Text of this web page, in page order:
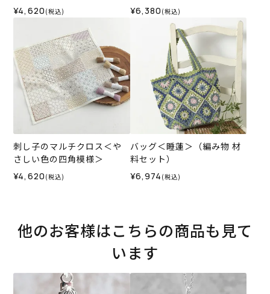
¥4,620 (税込) ¥6,380 (税込)
刺し子のマルチクロス＜や
さしい色の四角模様＞
¥4,620 (税込)
バッグ＜睡蓮＞（編み物 材
料セット）
¥6,974 (税込)
他のお客様はこちらの商品も見て
います